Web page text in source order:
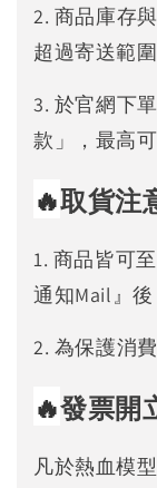
2. 商品庫存
超過寄送範
3. 於官網下
款」，最高
🔥取貨注
1. 商品皆可
通知Mail』
2. 為保護消
🔥發票開
凡於熱血模